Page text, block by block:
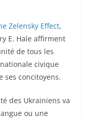
Zelensky Effect,
E. Hale affirment
de tous les
civique
ses concitoyens.
des Ukrainiens va
ou une